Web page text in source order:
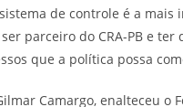
de controle é a
parceiro do CRA-PB e
que a política possa
Camargo, enalteceu